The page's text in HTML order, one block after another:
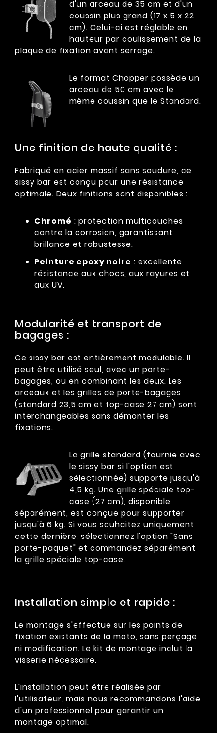
d'un arceau de 35 cm et d'un
coussin plus grand (17 x 5 x 22
cm). Celui-ci est réglable en
hauteur par coulissement de la
plaque de fixation avant serrage.
Le format Chopper possède un
arceau de 50 cm avec le
même coussin que le Standard.
Une finition de haute qualité :
Fabriqué en acier massif sans soudure, ce
sissy bar est conçu pour une résistance
optimale. Deux finitions sont disponibles :
Chromé : protection multicouches
contre la corrosion, garantissant
brillance et robustesse.
Peinture epoxy noire : excellente
résistance aux chocs, aux rayures et
aux UV.
Modularité et transport de
bagages :
Ce sissy bar est entièrement modulable. Il
peut être utilisé seul, avec un porte-
bagages, ou en combinant les deux. Les
arceaux et les grilles de porte-bagages
(standard 23,5 cm et top-case 27 cm) sont
interchangeables sans démonter les
fixations.
La grille standard (fournie avec
le sissy bar si l'option est
sélectionnée) supporte jusqu'à
4,5 kg. Une grille spéciale top-
case (27 cm), disponible
séparément, est conçue pour supporter
jusqu'à 6 kg. Si vous souhaitez uniquement
cette dernière, sélectionnez l'option "Sans
porte-paquet" et commandez séparément
la grille spéciale top-case.
Installation simple et rapide :
Le montage s'effectue sur les points de
fixation existants de la moto, sans perçage
ni modification. Le kit de montage inclut la
visserie nécessaire.
L'installation peut être réalisée par
l'utilisateur, mais nous recommandons l'aide
d'un professionnel pour garantir un
montage optimal.